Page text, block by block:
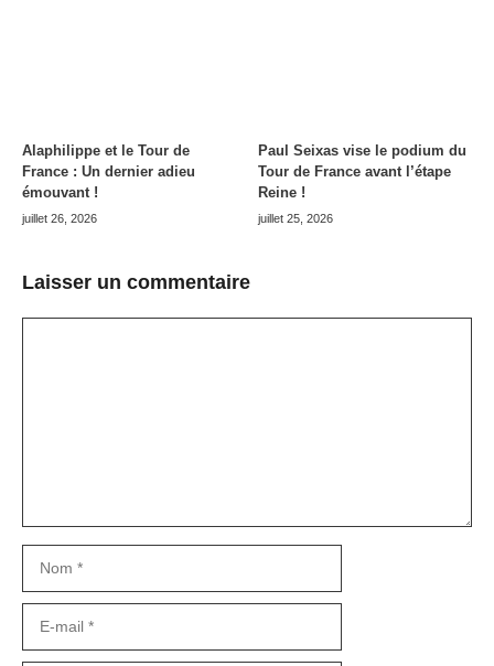
Alaphilippe et le Tour de
France : Un dernier adieu
émouvant !
juillet 26, 2026
Paul Seixas vise le podium du
Tour de France avant l’étape
Reine !
juillet 25, 2026
Laisser un commentaire
mail